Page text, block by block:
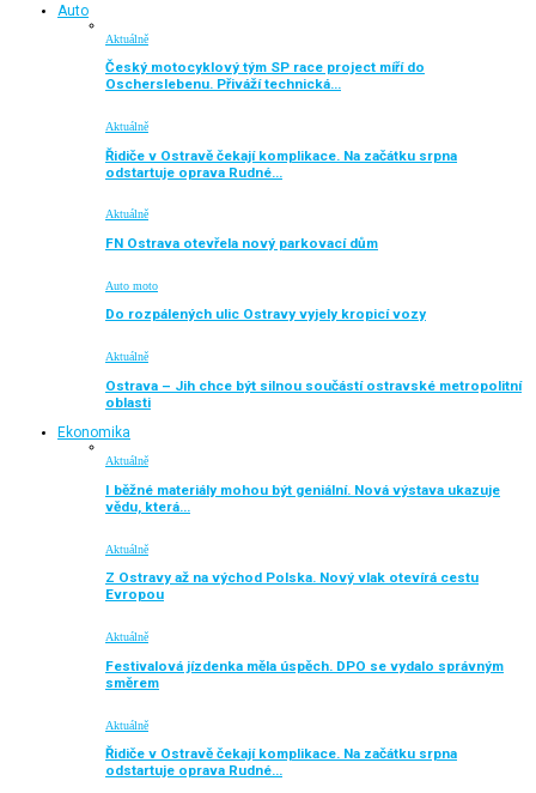
Auto
Aktuálně
Český motocyklový tým SP race project míří do
Oscherslebenu. Přiváží technická…
Aktuálně
Řidiče v Ostravě čekají komplikace. Na začátku srpna
odstartuje oprava Rudné…
Aktuálně
FN Ostrava otevřela nový parkovací dům
Auto moto
Do rozpálených ulic Ostravy vyjely kropicí vozy
Aktuálně
Ostrava – Jih chce být silnou součástí ostravské metropolitní
oblasti
Ekonomika
Aktuálně
I běžné materiály mohou být geniální. Nová výstava ukazuje
vědu, která…
Aktuálně
Z Ostravy až na východ Polska. Nový vlak otevírá cestu
Evropou
Aktuálně
Festivalová jízdenka měla úspěch. DPO se vydalo správným
směrem
Aktuálně
Řidiče v Ostravě čekají komplikace. Na začátku srpna
odstartuje oprava Rudné…